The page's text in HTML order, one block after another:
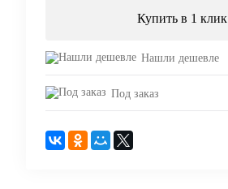
Купить в 1 клик
Нашли дешевле
Под заказ